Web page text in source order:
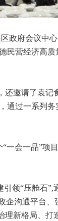
政府会议中
民营经济高
邀请了袁记
通过一系列务
一会一品”项
领“压舱石”,
企沟通平台、
理新格局、打